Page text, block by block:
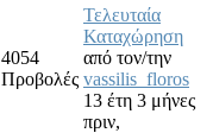
4054
Προβολές
Τελευταία
Καταχώρηση
από τον/την
vassilis_floros
13 έτη 3 μήνες
πριν,